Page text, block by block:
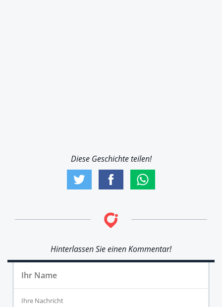
Diese Geschichte teilen!
Hinterlassen Sie einen Kommentar!